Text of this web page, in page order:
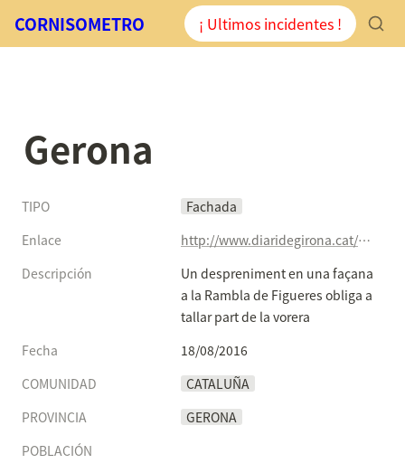
CORNISOMETRO ¡ Ultimos incidentes !
Gerona
TIPO
Fachada
Enlace
http://www.diaridegirona.cat/alt-emporda/2016/08/18/despreniment-facana-rambla-figueres-obliga/799782.html
Descripción
Un despreniment en una façana
a la Rambla de Figueres obliga a
tallar part de la vorera
Fecha
18/08/2016
COMUNIDAD
CATALUÑA
PROVINCIA
GERONA
POBLACIÓN